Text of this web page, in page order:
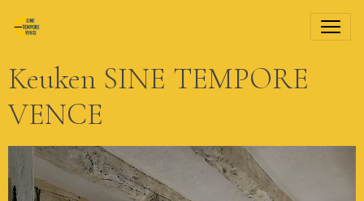
Keuken SINE TEMPORE
VENCE